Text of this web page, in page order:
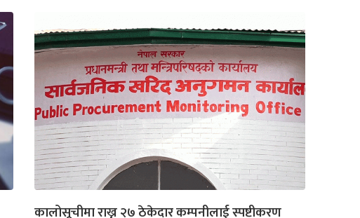
कालोसूचीमा राख्न २७ ठेकेदार कम्पनीलाई स्पष्टीकरण